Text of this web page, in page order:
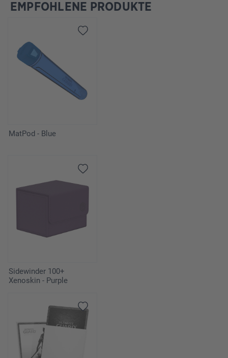
Produktgalerie überspringen
EMPFOHLENE PRODUKTE
MatPod - Blue
Sidewinder 100+
Xenoskin - Purple